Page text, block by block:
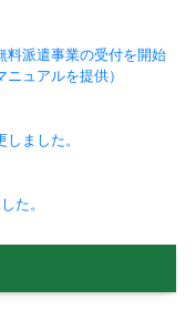
料派遣事業の受付を開始
ュアルを提供）
ました。
た。